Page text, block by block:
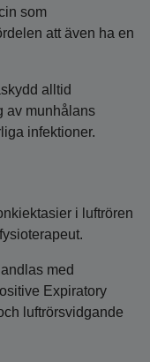
som
att även ha en
alltid
av munhålans
infektioner.
i luftrören
med
Expiratory
luftrörsvidgande